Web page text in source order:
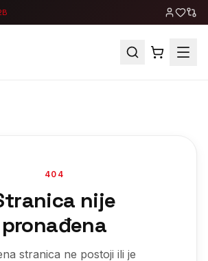
404
nije
pronađena
stranica ne postoji ili je